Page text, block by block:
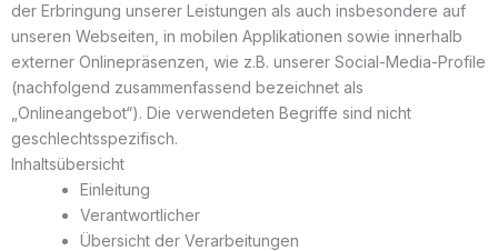
der Erbringung unserer Leistungen als auch insbesondere auf
unseren Webseiten, in mobilen Applikationen sowie innerhalb
externer Onlinepräsenzen, wie z.B. unserer Social-Media-Profile
(nachfolgend zusammenfassend bezeichnet als
„Onlineangebot“). Die verwendeten Begriffe sind nicht
geschlechtsspezifisch.
Inhaltsübersicht
Einleitung
Verantwortlicher
Übersicht der Verarbeitungen